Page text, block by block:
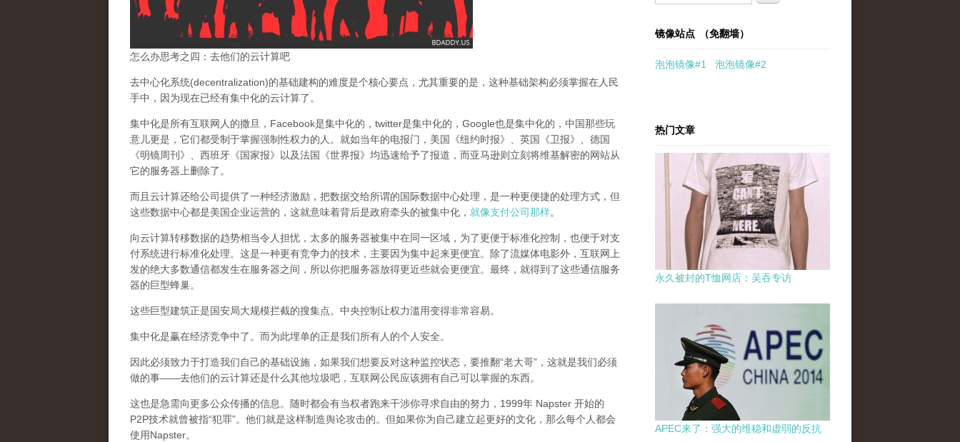
怎么办思考之四：去他们的云计算吧
去中心化系统(decentralization)的基础建构的难度是个核心要点， 尤其重要的是，这种基础架构必须掌握在人民
手中， 因为现在已经有集中化的云计算了。
集中化是所有互联网人的撒旦 ，Facebook是集中化的，twitter是集中化的，Google也是集中化的，中国那些玩
意儿更是，它们都受制于掌握强制性权力的人。就如当年的电报门，美国《纽约时报》、英国《卫报》、德国
《明镜周刊》、西班牙《国家报》以及法国《世界报》均迅速给予了报道，而亚马逊则立刻将维基解密的网站从
它的服务器上删除了。
而且云计算还给公司提供了一种经济激励，把数据交给所谓的国际数据中心处理，是一种更便捷的处理方式，但
这些数据中心都是美国企业运营的，这就意味着背后是政府牵头的被集中化， 就像支付公司那样。
向云计算转移数据的趋势相当令人担忧，太多的服务器被集中在同一区域，为了更便于标准化控制，也便于对支
付系统进行标准化处理。这是一种更有竞争力的技术，主要因为集中起来更便宜。除了流媒体电影外，互联网上
发的绝大多数通信都发生在服务器之间，所以你把服务器放得更近些就会更便宜。最终，就得到了这些通信服务
器的巨型蜂巢。
这些巨型建筑正是国安局大规模拦截的搜集点。中央控制让权力滥用变得非常容易。
集中化是赢在经济竞争中了。而为此埋单的正是我们所有人的个人安全。
因此必须致力于打造我们自己的基础设施，如果我们想要反对这种监控状态，要推翻“老大哥”，这就是我们必须
做的事——去他们的云计算还是什么其他垃圾吧，互联网公民应该拥有自己可以掌握的东西。
这也是急需向更多公众传播的信息。随时都会有当权者跑来干涉你寻求自由的努力，1999年 Napster 开始的
P2P技术就曾被指“犯罪”。他们就是这样制造舆论攻击的。但如果你为自己建立起更好的文化，那么每个人都会
使用Napster。
镜像站点 （免翻墙）
泡泡镜像#1 泡泡镜像#2
热门文章
永久被封的T恤网店：吴吞专访
APEC来了：强大的维稳和虚弱的反抗